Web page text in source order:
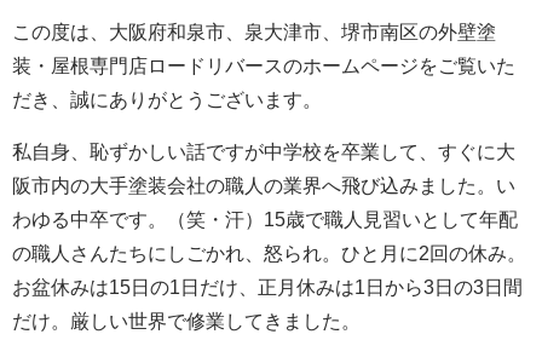
この度は、大阪府和泉市、泉大津市、堺市南区の外壁塗
装・屋根専門店ロードリバースのホームページをご覧いた
だき、誠にありがとうございます。
私自身、恥ずかしい話ですが中学校を卒業して、すぐに大
阪市内の大手塗装会社の職人の業界へ飛び込みました。い
わゆる中卒です。（笑・汗）15歳で職人見習いとして年配
の職人さんたちにしごかれ、怒られ。ひと月に2回の休み。
お盆休みは15日の1日だけ、正月休みは1日から3日の3日間
だけ。厳しい世界で修業してきました。